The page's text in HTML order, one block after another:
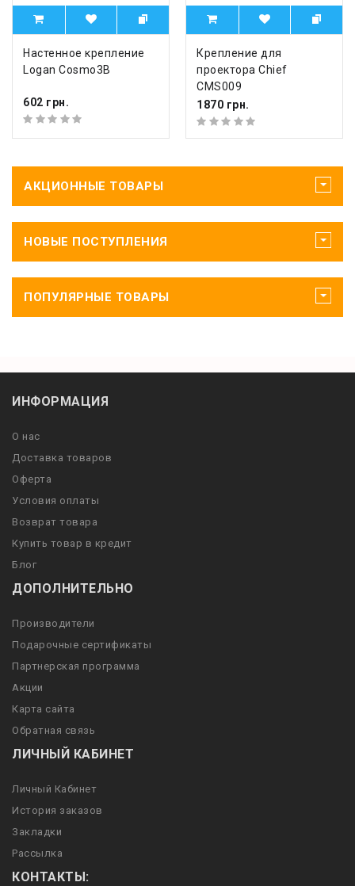
Настенное крепление
Logan Cosmo3B
602 грн.
Крепление для
проектора Chief
CMS009
1870 грн.
АКЦИОННЫЕ ТОВАРЫ
НОВЫЕ ПОСТУПЛЕНИЯ
ПОПУЛЯРНЫЕ ТОВАРЫ
ИНФОРМАЦИЯ
О нас
Доставка товаров
Оферта
Условия оплаты
Возврат товара
Купить товар в кредит
Блог
ДОПОЛНИТЕЛЬНО
Производители
Подарочные сертификаты
Партнерская программа
Акции
Карта сайта
Обратная связь
ЛИЧНЫЙ КАБИНЕТ
Личный Кабинет
История заказов
Закладки
Рассылка
КОНТАКТЫ: